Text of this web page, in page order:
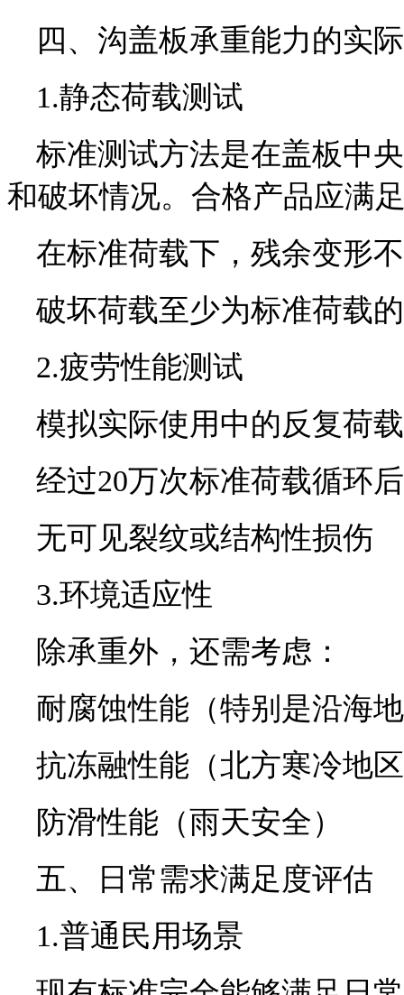
四、沟盖板承重能力的实
1.静态荷载测试
标准测试方法是在盖板中
和破坏情况。合格产品应满
在标准荷载下，残余变形
破坏荷载至少为标准荷载
2.疲劳性能测试
模拟实际使用中的反复荷
经过20万次标准荷载循环
无可见裂纹或结构性损伤
3.环境适应性
除承重外，还需考虑：
耐腐蚀性能（特别是沿海
抗冻融性能（北方寒冷地
防滑性能（雨天安全）
五、日常需求满足度评估
1.普通民用场景